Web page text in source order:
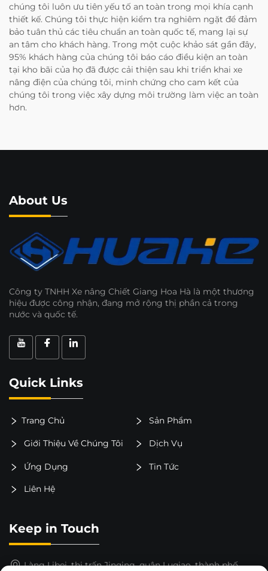
chúng tôi luôn ưu tiên yếu tố an toàn trong mọi khía cạnh
thiết kế. Chúng tôi thực hiện kiểm tra nghiêm ngặt để đảm
bảo tuân thủ các tiêu chuẩn an toàn quốc tế, mang lại sự
an tâm cho khách hàng. Trong một cuộc khảo sát gần đây,
95% khách hàng của chúng tôi báo cáo điều kiện an toàn
tại kho bãi của họ đã được cải thiện sau khi triển khai xe
nâng điện của chúng tôi, minh chứng cho cam kết của
chúng tôi trong việc xây dựng môi trường làm việc an toàn
hơn.
About Us
Công ty TNHH Xe nâng Chiết Giang Hoa Hà là một thương
hiệu được công nhận, đang mở rộng thị phần cả trong
nước và quốc tế.
Quick Links
Trang Chủ Sản Phẩm
Giới Thiệu Về Chúng Tôi Dịch Vụ
Ứng Dụng Tin Tức
Liên Hệ
Keep in Touch
Làng Libei, thị trấn Jinqing, quận Luqiao, thành phố